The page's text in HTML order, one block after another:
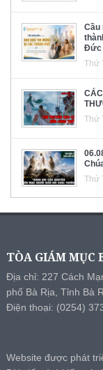
Cầu
Đức
Thứ
Thứ
Thứ
TÒA GIÁM MỤC
Địa chỉ: 227 Cách
phố Bà Rịa, Tỉnh Bà
Điện thoại: (0254)
Website được phát